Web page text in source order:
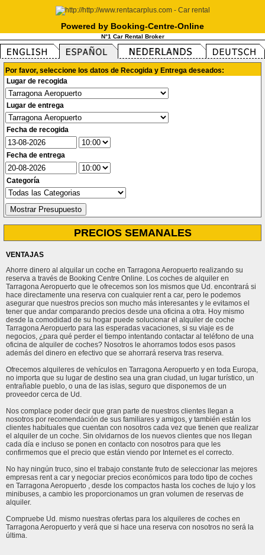
Powered by Booking-Centre-Online
N°1 Car Rental Broker
Por favor, seleccione los datos de Recogida y Entrega deseados:
Lugar de recogida
Lugar de entrega
Fecha de recogida
Fecha de entrega
Categoría
PRECIOS SEMANALES
VENTAJAS
Ahorre dinero al alquilar un coche en Tarragona Aeropuerto realizando su
reserva a través de Booking Centre Online. Los coches de alquiler en
Tarragona Aeropuerto que le ofrecemos son los mismos que Ud. encontrará si
hace directamente una reserva con cualquier rent a car, pero le podemos
asegurar que nuestros precios son mucho más interesantes y le evitamos el
tener que andar comparando precios desde una oficina a otra. Hoy mismo
desde la comodidad de su hogar puede solucionar el alquiler de coche
Tarragona Aeropuerto para las esperadas vacaciones, si su viaje es de
negocios, ¿para qué perder el tiempo intentando contactar al teléfono de una
oficina de alquiler de coches? Nosotros le ahorramos todos esos pasos
además del dinero en efectivo que se ahorrará reserva tras reserva.
Ofrecemos alquileres de vehículos en Tarragona Aeropuerto y en toda Europa,
no importa que su lugar de destino sea una gran ciudad, un lugar turístico, un
entrañable pueblo, o una de las islas, seguro que disponemos de un
proveedor cerca de Ud.
Nos complace poder decir que gran parte de nuestros clientes llegan a
nosotros por recomendación de sus familiares y amigos, y también están los
clientes habituales que cuentan con nosotros cada vez que tienen que realizar
el alquiler de un coche. Sin olvidarnos de los nuevos clientes que nos llegan
cada día e incluso se ponen en contacto con nosotros para que les
confirmemos que el precio que están viendo por Internet es el correcto.
No hay ningún truco, sino el trabajo constante fruto de seleccionar las mejores
empresas rent a car y negociar precios económicos para todo tipo de coches
en Tarragona Aeropuerto , desde los compactos hasta los coches de lujo y los
minibuses, a cambio les proporcionamos un gran volumen de reservas de
alquiler.
Compruebe Ud. mismo nuestras ofertas para los alquileres de coches en
Tarragona Aeropuerto y verá que si hace una reserva con nosotros no será la
última.